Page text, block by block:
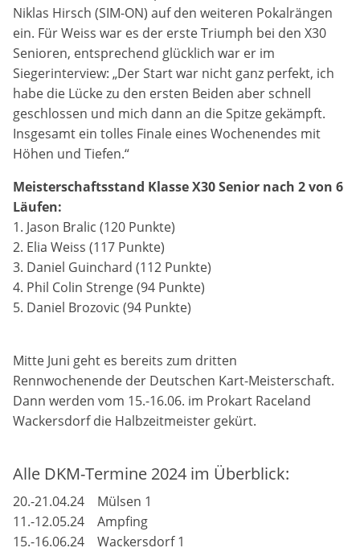
Niklas Hirsch (SIM-ON) auf den weiteren Pokalrängen
ein. Für Weiss war es der erste Triumph bei den X30
Senioren, entsprechend glücklich war er im
Siegerinterview: „Der Start war nicht ganz perfekt, ich
habe die Lücke zu den ersten Beiden aber schnell
geschlossen und mich dann an die Spitze gekämpft.
Insgesamt ein tolles Finale eines Wochenendes mit
Höhen und Tiefen.“
Meisterschaftsstand Klasse X30 Senior nach 2 von 6
Läufen:
1. Jason Bralic (120 Punkte)
2. Elia Weiss (117 Punkte)
3. Daniel Guinchard (112 Punkte)
4. Phil Colin Strenge (94 Punkte)
5. Daniel Brozovic (94 Punkte)
Mitte Juni geht es bereits zum dritten
Rennwochenende der Deutschen Kart-Meisterschaft.
Dann werden vom 15.-16.06. im Prokart Raceland
Wackersdorf die Halbzeitmeister gekürt.
Alle DKM-Termine 2024 im Überblick:
20.-21.04.24 Mülsen 1
11.-12.05.24 Ampfing
15.-16.06.24 Wackersdorf 1